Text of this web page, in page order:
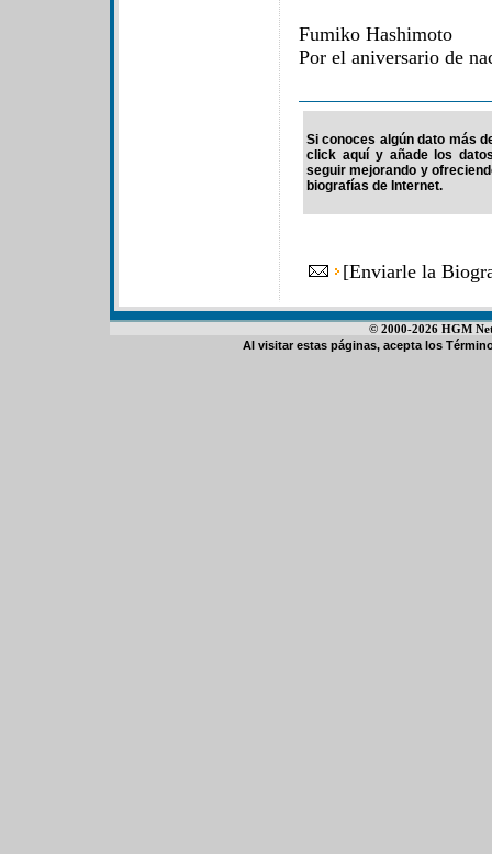
Fumiko Hashimoto
Por el aniversario de
Si conoces algún dato más
click aquí y añade los
seguir mejorando y
biografías de Internet.
[Enviarle la
© 2000-2026 HGM
Al visitar estas páginas, acepta los